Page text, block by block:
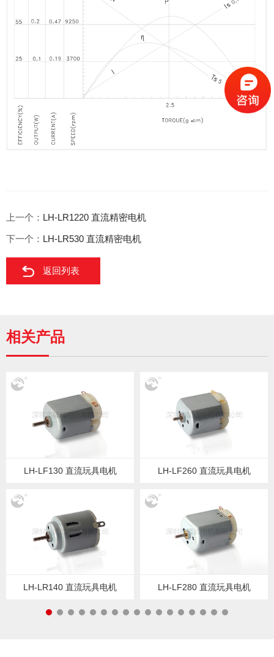
上一个： LH-LR1220 直流精密电机
下一个： LH-LR530 直流精密电机
返回列表
相关产品
LH-LF130 直流玩具电机
LH-LR140 直流玩具电机
LH-LF260 直流玩具电机
LH-LF280 直流玩具电机